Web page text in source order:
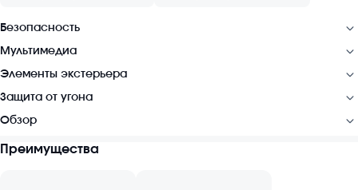
Безопасность
Мультимедиа
Элементы экстерьера
Защита от угона
Обзор
Преимущества